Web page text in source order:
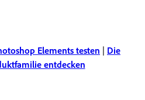
Elements testen | Die
entdecken